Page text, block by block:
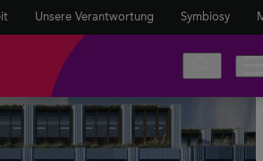
Unsere Verantwortung Symbiosy